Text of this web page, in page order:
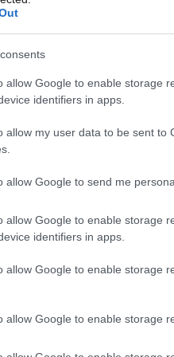
allow Google to enable storage
identifiers in apps.
allow my user data to be sent to
allow Google to send me
allow Google to enable storage
identifiers in apps.
allow Google to enable storage
allow Google to enable storage
της διοργάνωσης
Ελβετίας
της αναμέτρησης
23 λεπτά. Δεν
το υψηλότερο μέσο όρο
2,21 γκολανά
κανονισμών, όπως η
στον τερματοφύλακα.
στρέφεται σε
Ο